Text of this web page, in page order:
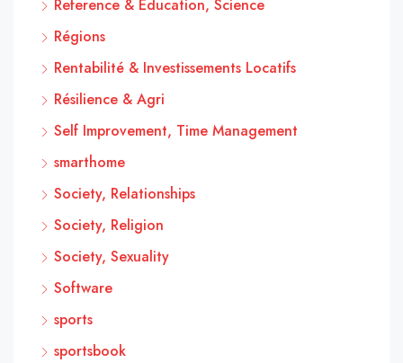
Reference & Education, Science
Régions
Rentabilité & Investissements Locatifs
Résilience & Agri
Self Improvement, Time Management
smarthome
Society, Relationships
Society, Religion
Society, Sexuality
Software
sports
sportsbook